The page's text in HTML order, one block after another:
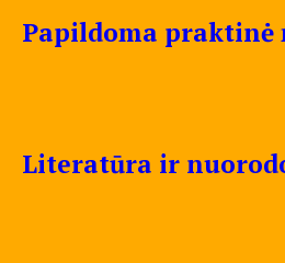
Papildoma praktinė
Literatūra ir